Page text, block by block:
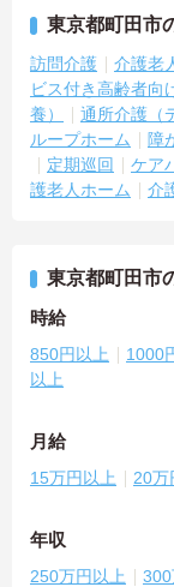
東京都町田市
訪問介護 介護老
ビス付き高齢者向
養）
通所介護（
ループホーム
障
定期巡回
ケア
護老人ホーム
介
東京都町田市
時給
850円以上 1000
以上
月給
15万円以上 20万
年収
250万円以上 300